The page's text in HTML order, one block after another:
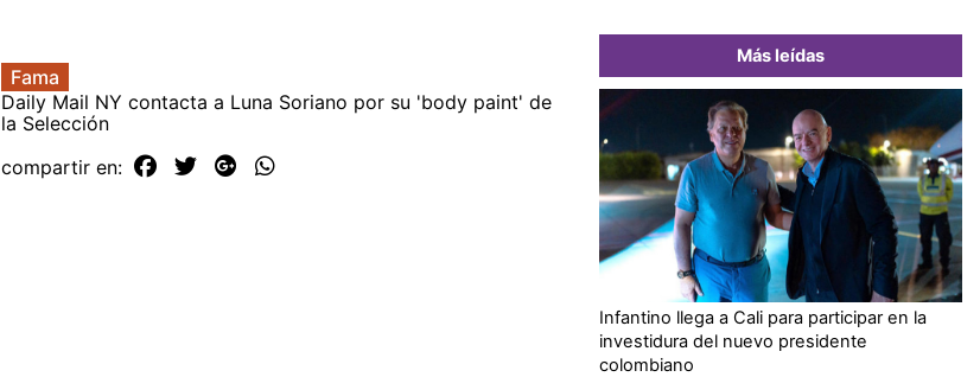
Fama
Daily Mail NY contacta a Luna Soriano por su 'body paint' de
la Selección
compartir en:
Más leídas
Infantino llega a Cali para participar en la
investidura del nuevo presidente
colombiano